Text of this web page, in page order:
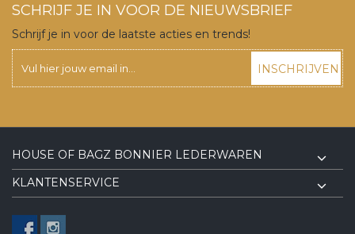
SCHRIJF JE IN VOOR DE NIEUWSBRIEF
Schrijf je in voor de laatste acties en trends!
INSCHRIJVEN
HOUSE OF BAGZ BONNIER LEDERWAREN
KLANTENSERVICE